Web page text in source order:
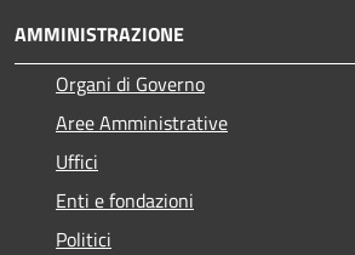
AMMINISTRAZIONE
Organi di Governo
Aree Amministrative
Uffici
Enti e fondazioni
Politici